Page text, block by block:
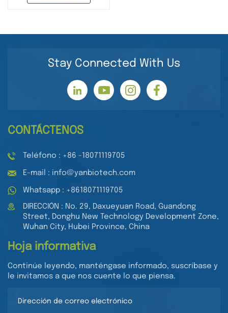
Stay Connected With Us
CONTÁCTENOS
Teléfono : +86 -18071119705
E-mail : info@yanbiotech.com
Whatsapp : +8618071119705
DIRECCIÓN : No. 29, Daxueyuan Road, Guandong
Street, Donghu New Technology Development Zone,
Wuhan City, Hubei Province, China
Hoja informativa
Continúe leyendo, manténgase informado, suscríbase y
le invitamos a que nos cuente lo que piensa.